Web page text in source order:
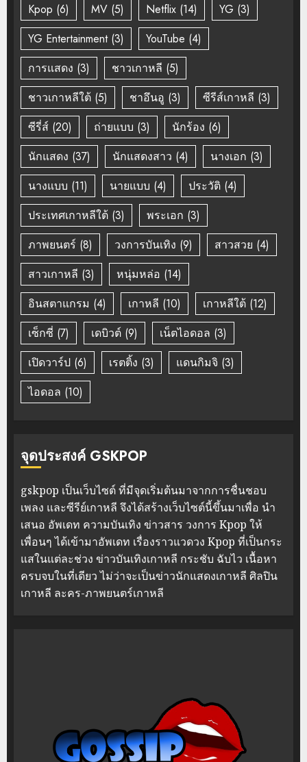
Kpop (6) MV (5) Netflix (14) YG (3)
YG Entertainment(3) YouTube (4)
การแสดง (3) ชาวเกาหลี (5)
ชาวเกาหลีใต้ (5) ชาอึนอู (3) ซีรีส์เกาหลี (3)
ซีรี่ส์ (20) ถ่ายแบบ (3) นักร้อง (6)
นักแสดง (37) นักแสดงสาว (4) นางเอก (3)
นางแบบ (11) นายแบบ (4) ประวัติ (4)
ประเทศเกาหลีใต้ (3) พระเอก (3)
ภาพยนตร์ (8) วงการบันเทิง (9) สาวสวย (4)
สาวเกาหลี (3) หนุ่มหล่อ (14)
อินสตาแกรม (4) เกาหลี (10) เกาหลีใต้ (12)
เซ็กซี่ (7) เดบิวต์ (9) เน็ตไอดอล (3)
เปิดวาร์ป (6) เรตติ้ง (3) แดนกิมจิ (3)
ไอดอล (10)
จุดประสงค์ GSKPOP
gskpop เป็นเว็บไซต์ ที่มีจุดเริ่มต้นมาจากการชื่นชอบ
เพลง และซีรีย์เกาหลี จึงได้สร้างเว็บไซต์นี้ขึ้นมาเพื่อ นำ
เสนอ อัพเดท ความบันเทิง ข่าวสาร วงการ Kpop ให้
เพื่อนๆ ได้เข้ามาอัพเดท เรื่องราวแวดวง Kpop ที่เป็นกระ
แสในแต่ละช่วง ข่าวบันเทิงเกาหลี กระชับ ฉับไว เนื้อหา
ครบจบในที่เดียว ไม่ว่าจะเป็นข่าวนักแสดงเกาหลี ศิลปิน
เกาหลี ละคร-ภาพยนตร์เกาหลี